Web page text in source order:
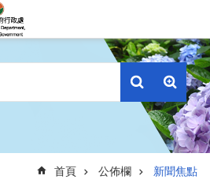
首頁 公佈欄 新聞焦點